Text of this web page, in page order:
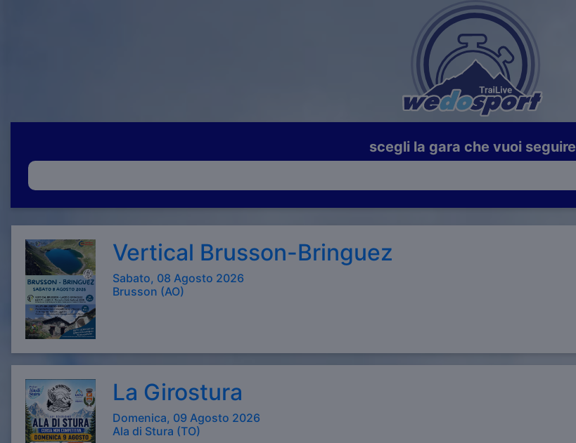
scegli la gara che vuoi seguire
Vertical Brusson-Bringuez
Sabato, 08 Agosto 2026
Brusson (AO)
La Girostura
Domenica, 09 Agosto 2026
Ala di Stura (TO)